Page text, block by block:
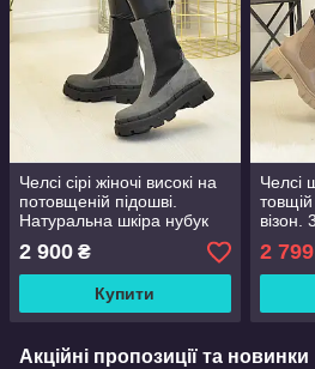
Челсі сірі жіночі високі на
потовщеній підошві.
Натуральна шкіра нубук
2 900 ₴
Купити
Челсі
товщій
візон.
2 799
Акційні пропозиції та новинки